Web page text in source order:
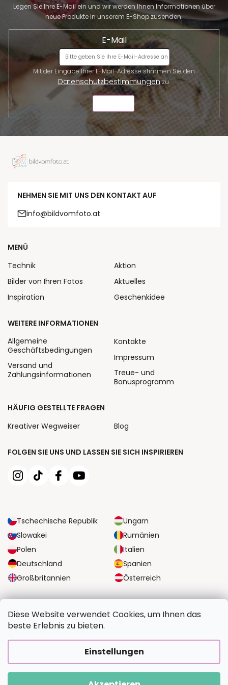
Diese Website verwendet Cookies, um Ihnen das
beste Erlebnis zu bieten.
Einstellungen
Legen Sie Ihre E-Mail ein und wir werden Ihnen Informationen über
neue Produkte in unserem E-Shop zusenden.
E-Mail
Datenschutzbestimmungenzu.
NEHMEN SIE MIT UNS DEN KONTAKT AUF
info@bildvomfoto.at
FOLGEN SIE UNS UND LASSEN SIE SICH INSPIRIEREN
Tschechische Republik
Ungarn
Slowakei
Rumänien
Polen
Italien
Deutschland
Spanien
Großbritannien
Österreich
MENÜ
Technik
Bilder von Ihren Fotos
Inspiration
Aktion
Aktuelles
Geschenkidee
WEITERE INFORMATIONEN
Allgemeine
Geschäftsbedingungen
Versand und
Zahlungsinformationen
Kontakte
Impressum
Treue- und
Bonusprogramm
HÄUFIG GESTELLTE FRAGEN
Kreativer Wegweiser
Blog
SICHERE ZAHLUNGSOPTIONEN